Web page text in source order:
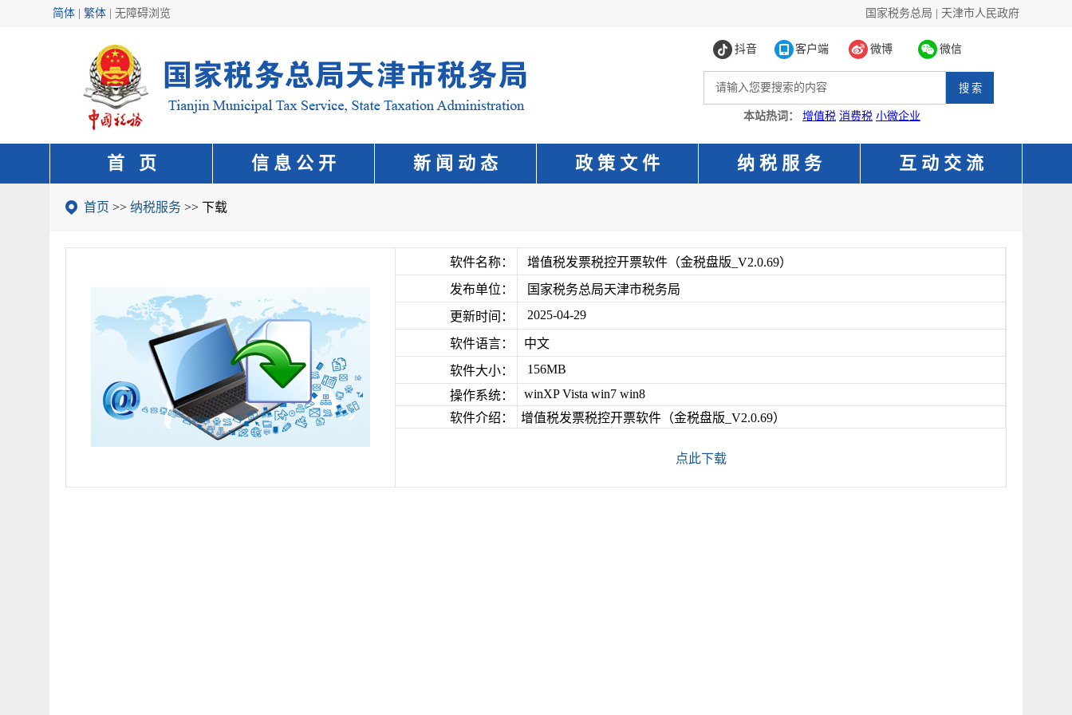
简体 | 繁体 无障碍浏览 国家税务总局 天津市人民政府
抖音 客户端 微博 微信
本站热词： 增值税 消费税 小微企业
首 页 信 息 公 开 新 闻 动 态 政 策 文 件 纳 税 服 务 互 动 交 流
首页 >> 纳税服务 >> 下载
软件名称：
增值税发票税控开票软件（金税盘版_V2.0.69）
发布单位：
国家税务总局天津市税务局
更新时间：
2025-04-29
软件语言：
中文
软件大小：
156MB
操作系统：
winXP Vista win7 win8
软件介绍：
增值税发票税控开票软件（金税盘版_V2.0.69）
点此下载